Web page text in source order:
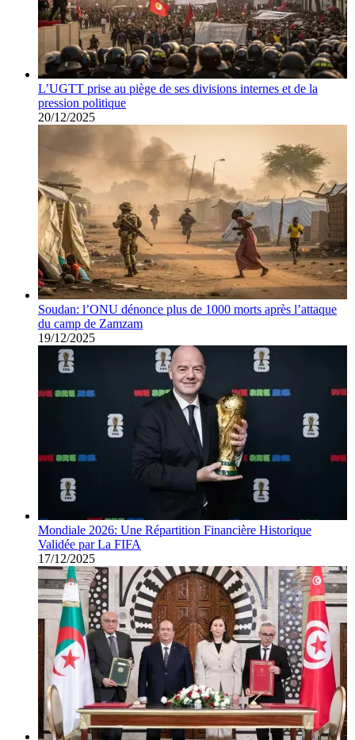
L’UGTT prise au piège de ses divisions internes et de la
pression politique
20/12/2025
Soudan: l’ONU dénonce plus de 1000 morts après l’attaque
du camp de Zamzam
19/12/2025
Mondiale 2026: Une Répartition Financière Historique
Validée par La FIFA
17/12/2025